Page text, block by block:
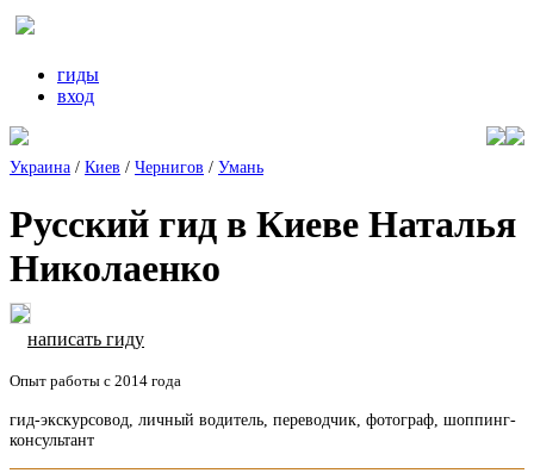
гиды
вход
Украина / Киев / Чернигов / Умань
Русский гид в Киеве Наталья
Николаенко
написать гиду
Опыт работы с 2014 года
гид-экскурсовод, личный водитель, переводчик, фотограф, шоппинг-
консультант